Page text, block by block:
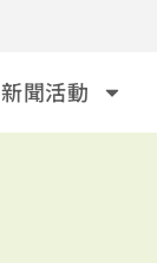
新聞活動